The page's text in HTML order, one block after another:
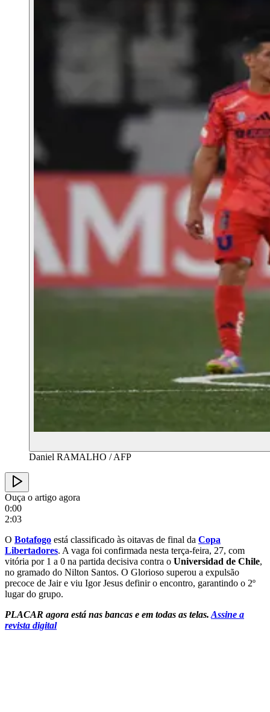
Daniel RAMALHO / AFP
Ouça o artigo agora
0:00
2:03
O Botafogo está classificado às oitavas de final da Copa
Libertadores. A vaga foi confirmada nesta terça-feira, 27, com
vitória por 1 a 0 na partida decisiva contra o Universidad de Chile,
no gramado do Nilton Santos. O Glorioso superou a expulsão
precoce de Jair e viu Igor Jesus definir o encontro, garantindo o 2º
lugar do grupo.
PLACAR agora está nas bancas e em todas as telas. Assine a
revista digital